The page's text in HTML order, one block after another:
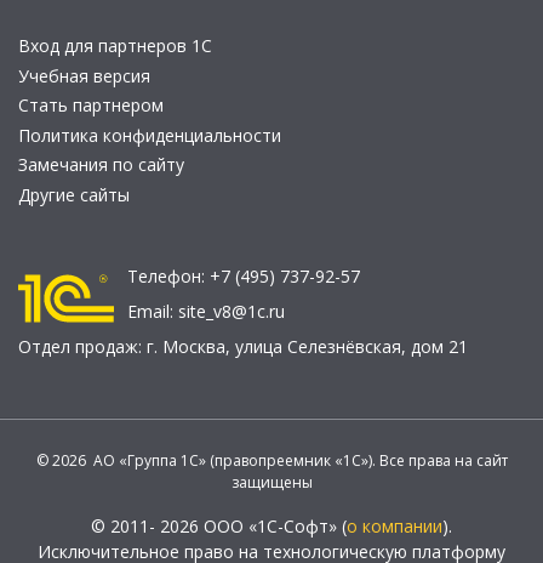
Вход для партнеров 1С
Учебная версия
Стать партнером
Политика конфиденциальности
Замечания по сайту
Другие сайты
Телефон: +7 (495) 737-92-57
Email: site_v8@1c.ru
Отдел продаж: г. Москва, улица Селезнёвская, дом 21
© 2026 АО «Группа 1С» (правопреемник «1С»). Все права на сайт
защищены
© 2011- 2026 ООО «1С-Софт» (о компании).
Исключительное право на технологическую платформу